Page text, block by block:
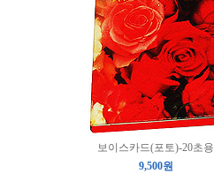
보이스카드(포토)-20초용
9,500원